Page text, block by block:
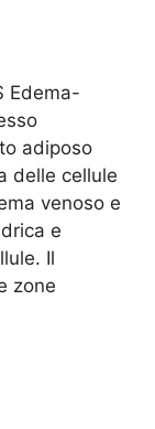
Edema-
adiposo
delle cellule
venoso e
e
Il
zone